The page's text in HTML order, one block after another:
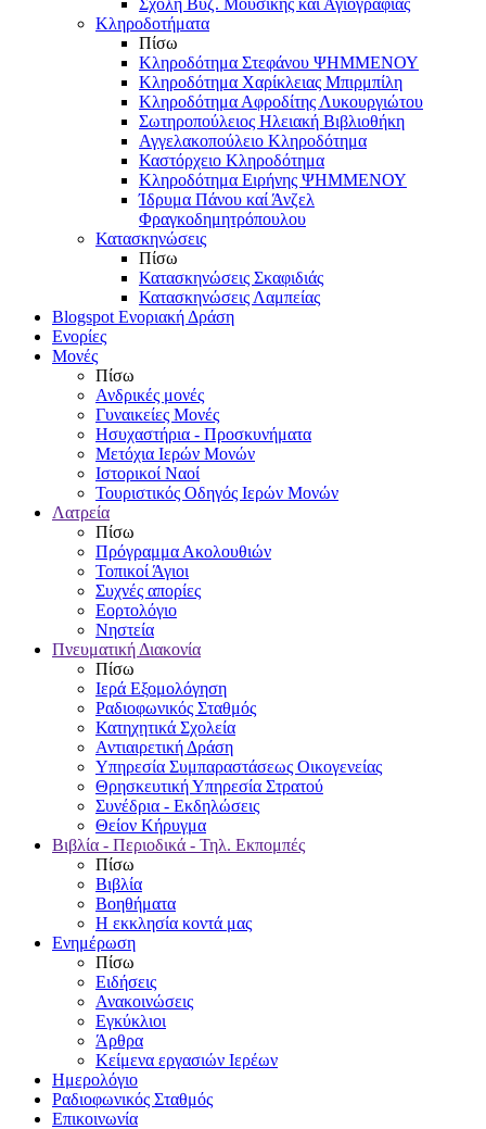
Κληροδοτήματα
Πίσω
Κληροδότημα Στεφάνου ΨΗΜΜΕΝΟΥ
Κληροδότημα Χαρίκλειας Μπιρμπίλη
Κληροδότημα Αφροδίτης Λυκουργιώτου
Σωτηροπούλειος Ηλειακή Βιβλιοθήκη
Αγγελακοπούλειο Κληροδότημα
Καστόρχειο Κληροδότημα
Κληροδότημα Ειρήνης ΨΗΜΜΕΝΟΥ
Ίδρυμα Πάνου καί Άνζελ
Φραγκοδημητρόπουλου
Κατασκηνώσεις
Πίσω
Κατασκηνώσεις Σκαφιδιάς
Κατασκηνώσεις Λαμπείας
Blogspot Ενοριακή Δράση
Ενορίες
Μονές
Πίσω
Ανδρικές μονές
Γυναικείες Μονές
Ησυχαστήρια - Προσκυνήματα
Μετόχια Ιερών Μονών
Ιστορικοί Ναοί
Τουριστικός Οδηγός Ιερών Μονών
Λατρεία
Πίσω
Πρόγραμμα Ακολουθιών
Τοπικοί Άγιοι
Συχνές απορίες
Εορτολόγιο
Νηστεία
Πνευματική Διακονία
Πίσω
Ιερά Εξομολόγηση
Ραδιοφωνικός Σταθμός
Κατηχητικά Σχολεία
Αντιαιρετική Δράση
Υπηρεσία Συμπαραστάσεως Οικογενείας
Θρησκευτική Υπηρεσία Στρατού
Συνέδρια - Εκδηλώσεις
Θείον Κήρυγμα
Βιβλία - Περιοδικά - Τηλ. Εκπομπές
Πίσω
Βιβλία
Βοηθήματα
Η εκκλησία κοντά μας
Ενημέρωση
Πίσω
Ειδήσεις
Ανακοινώσεις
Εγκύκλιοι
Άρθρα
Κείμενα εργασιών Ιερέων
Ημερολόγιο
Ραδιοφωνικός Σταθμός
Επικοινωνία